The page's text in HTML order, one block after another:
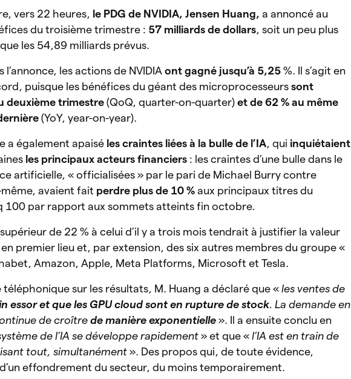
vers 22 heures, le PDG de NVIDIA, Jensen Huang,a annoncé au
du troisième trimestre : 57 milliards de dollars , soit un peu plus
les 54,89 milliards prévus.
les actions de NVIDIAont gagné jusqu’à 5,25%. Il s’agit en
puisque les bénéfices du géant des microprocesseurssont
deuxième trimestre(QoQ, quarter-on-quarter)et de 62 % au même
(YoY, year-on-year).
a également apaisé les craintes liées à la bulle de l’IA , qui inquiétaient
les principaux acteurs financiers : les craintes d’une bulle dans le
artificielle, « officialisées » par le pari de Michael Burry contre
avaient fait perdre plus de 10 %aux principaux titres du
100 par rapport aux sommets atteints fin octobre.
de 22 % à celui d’il y a trois mois tendrait à justifier la valeur
premier lieu et, par extension, des six autres membres du groupe «
Amazon, Apple, Meta Platforms, Microsoft et Tesla.
sur les résultats, M. Huang a déclaré que « les ventes de
essor et que les GPU cloud sont en rupture de stock . La demande en
de croîtrede manière exponentielle». Il a ensuite conclu en
de l’IA se développe rapidement» et que « l’IA est en train de
tout, simultanément». Des propos qui, de toute évidence,
effondrement du secteur, du moins temporairement.